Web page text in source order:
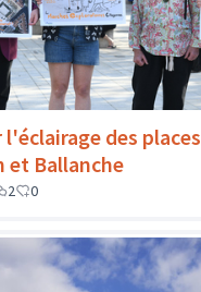
l'éclairage des places
et Ballanche
2 0